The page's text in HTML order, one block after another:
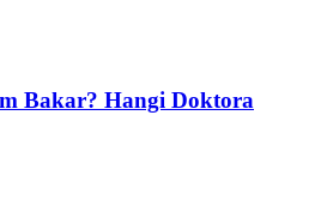
Bakar? Hangi Doktora